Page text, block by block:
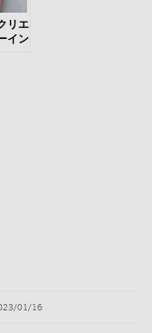
リエ
イン
01/16